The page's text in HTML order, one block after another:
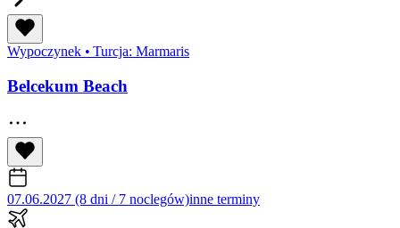
Wypoczynek • Turcja: Marmaris
Belcekum Beach
07.06.2027 (8 dni / 7 noclegów)inne terminy